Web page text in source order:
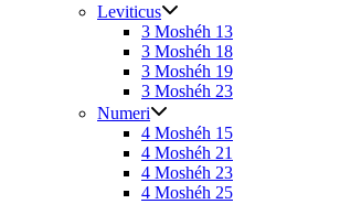
Leviticus
3 Moshéh 13
3 Moshéh 18
3 Moshéh 19
3 Moshéh 23
Numeri
4 Moshéh 15
4 Moshéh 21
4 Moshéh 23
4 Moshéh 25